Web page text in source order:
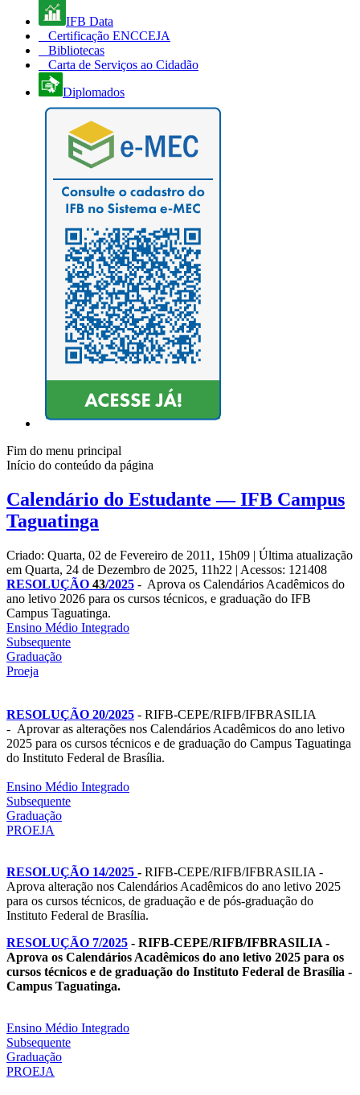
IFB Data
Certificação ENCCEJA
Bibliotecas
Carta de Serviços ao Cidadão
Diplomados
Fim do menu principal
Início do conteúdo da página
Calendário do Estudante — IFB Campus
Taguatinga
Criado: Quarta, 02 de Fevereiro de 2011, 15h09 | Última atualização
em Quarta, 24 de Dezembro de 2025, 11h22 | Acessos: 121408
RESOLUÇÃO 43/2025 - Aprova os Calendários Acadêmicos do
ano letivo 2026 para os cursos técnicos, e graduação do IFB
Campus Taguatinga.
Ensino Médio Integrado
Subsequente
Graduação
Proeja
RESOLUÇÃO 20/2025 - RIFB-CEPE/RIFB/IFBRASILIA
- Aprovar as alterações nos Calendários Acadêmicos do ano letivo
2025 para os cursos técnicos e de graduação do Campus Taguatinga
do Instituto Federal de Brasília.
Ensino Médio Integrado
Subsequente
Graduação
PROEJA
RESOLUÇÃO 14/2025 - RIFB-CEPE/RIFB/IFBRASILIA -
Aprova alteração nos Calendários Acadêmicos do ano letivo 2025
para os cursos técnicos, de graduação e de pós-graduação do
Instituto Federal de Brasília.
RESOLUÇÃO 7/2025 - RIFB-CEPE/RIFB/IFBRASILIA -
Aprova os Calendários Acadêmicos do ano letivo 2025 para os
cursos técnicos e de graduação do Instituto Federal de Brasília -
Campus Taguatinga.
Ensino Médio Integrado
Subsequente
Graduação
PROEJA